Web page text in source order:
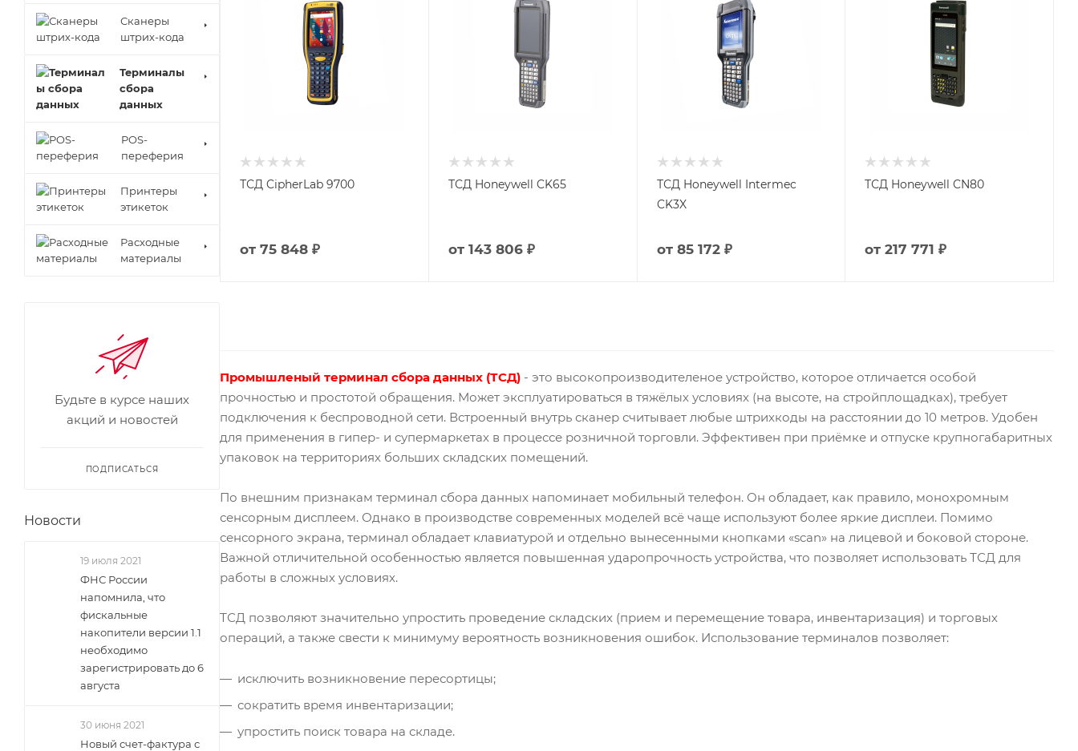
ТСД CipherLab 9700
от 75 848 ₽
ТСД Honeywell CK65
от 143 806 ₽
ТСД Honeywell Intermec
CK3X
от 85 172 ₽
ТСД Honeywell CN80
от217 771 ₽
Промышленый терминал сбора данных (ТСД) - это высокопроизводителеное устройство, которое отличается особой
прочностью и простотой обращения. Может эксплуатироваться в тяжёлых условиях (на высоте, на стройплощадках), требует
подключения к беспроводной сети. Встроенный внутрь сканер считывает любые штрихкоды на расстоянии до 10 метров. Удобен
для применения в гипер- и супермаркетах в процессе розничной торговли. Эффективен при приёмке и отпуске крупногабаритных
упаковок на территориях больших складских помещений.
По внешним признакам терминал сбора данных напоминает мобильный телефон. Он обладает, как правило, монохромным
сенсорным дисплеем. Однако в производстве современных моделей всё чаще используют более яркие дисплеи. Помимо
сенсорного экрана, терминал обладает клавиатурой и отдельно вынесенными кнопками «scan» на лицевой и боковой стороне.
Важной отличительной особенностью является повышенная ударопрочность устройства, что позволяет использовать ТСД для
работы в сложных условиях.
ТСД позволяют значительно упростить проведение складских (прием и перемещение товара, инвентаризация) и торговых
операций, а также свести к минимуму вероятность возникновения ошибок. Использование терминалов позволяет:
исключить возникновение пересортицы;
сократить время инвентаризации;
упростить поиск товара на складе.
Сканеры
штрих-кода
Терминалы
сбора
данных
POS-
переферия
Принтеры
этикеток
Расходные
материалы
Будьте в курсе наших
акций и новостей
ПОДПИСАТЬСЯ
Новости
19 июля 2021
ФНС России
напомнила, что
фискальные
накопители версии 1.1
необходимо
зарегистрировать до 6
августа
30 июня 2021
Новый счет-фактура с